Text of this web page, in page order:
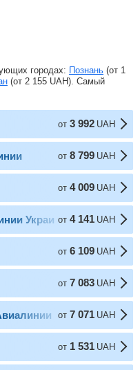
городах: Познань (от 1
(от 2 155 UAH). Самый
от 3 992 UAH
от 8 799 UAH
от 4 009 UAH
Украины
от 4 141 UAH
от 6 109 UAH
от 7 083 UAH
от 7 071 UAH
от 1 531 UAH